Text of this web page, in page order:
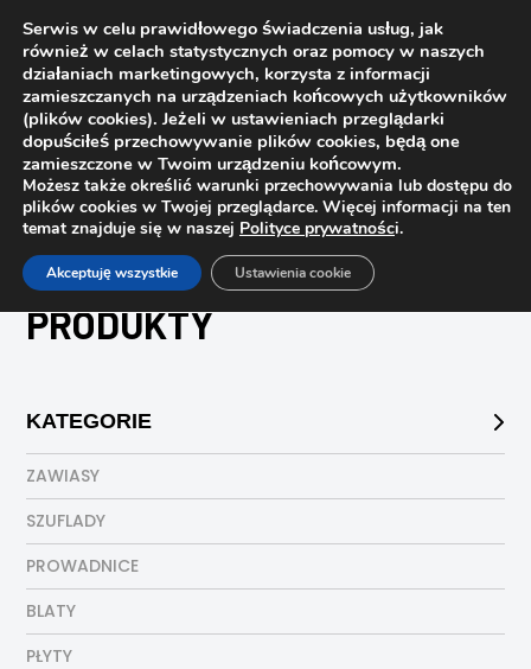
Strona główna Sklep Produkty
PRODUKTY
KATEGORIE
ZAWIASY
SZUFLADY
PROWADNICE
BLATY
PŁYTY
Serwis w celu prawidłowego świadczenia usług, jak
również w celach statystycznych oraz pomocy w naszych
działaniach marketingowych, korzysta z informacji
zamieszczanych na urządzeniach końcowych użytkowników
(plików cookies). Jeżeli w ustawieniach przeglądarki
dopuściłeś przechowywanie plików cookies, będą one
zamieszczone w Twoim urządzeniu końcowym.
Możesz także określić warunki przechowywania lub dostępu do
plików cookies w Twojej przeglądarce. Więcej informacji na ten
temat znajduje się w naszej Polityce prywatności.
Akceptuję wszystkie Ustawienia cookie